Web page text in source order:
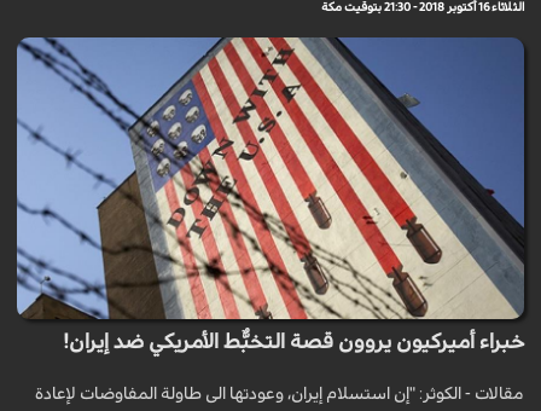
الثلاثاء 16 أكتوبر 2018 - 21:30 بتوقيت مكة
خبراء أميركيون يروون قصة التخبُّط الأمريكي ضد إيران!
مقالات - الكوثر: "إن استسلام إيران، وعودتها الى طاولة المفاوضات لإعادة